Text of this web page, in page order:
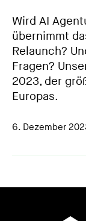
Wird AI
übernimmt
Relaunch?
Fragen?
2023, der
Europas.
6. Dezember